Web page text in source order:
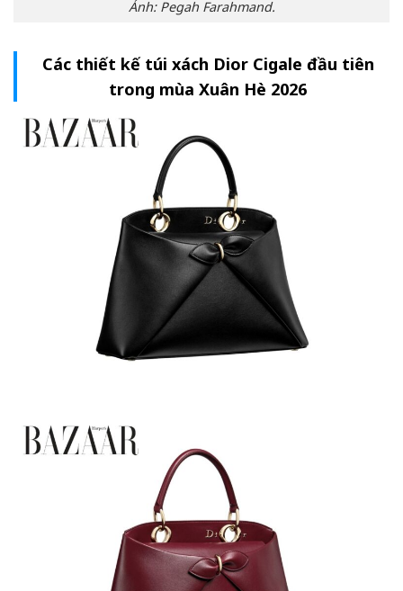
Ảnh: Pegah Farahmand.
Các thiết kế túi xách Dior Cigale đầu tiên
trong mùa Xuân Hè 2026